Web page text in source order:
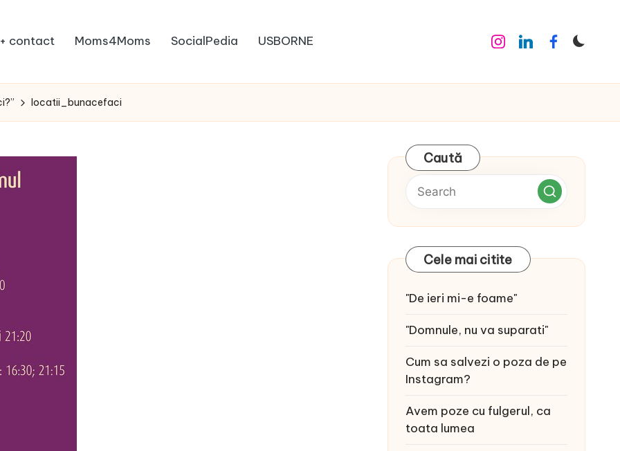
contact Moms4Moms SocialPedia USBORNE Instagram
LinkedinFacebook
locatii_bunacefaci
Caută
Cele mai citite
"De ieri mi-e foame"
"Domnule, nu va suparati"
Cum sa salvezi o poza de pe
Instagram?
Avem poze cu fulgerul, ca
toata lumea